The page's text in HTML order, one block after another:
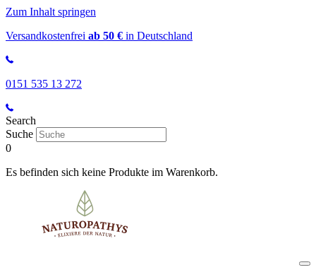
Zum Inhalt springen
Versandkostenfrei ab 50 € in Deutschland
0151 535 13 272
Search
Suche
0
Es befinden sich keine Produkte im Warenkorb.